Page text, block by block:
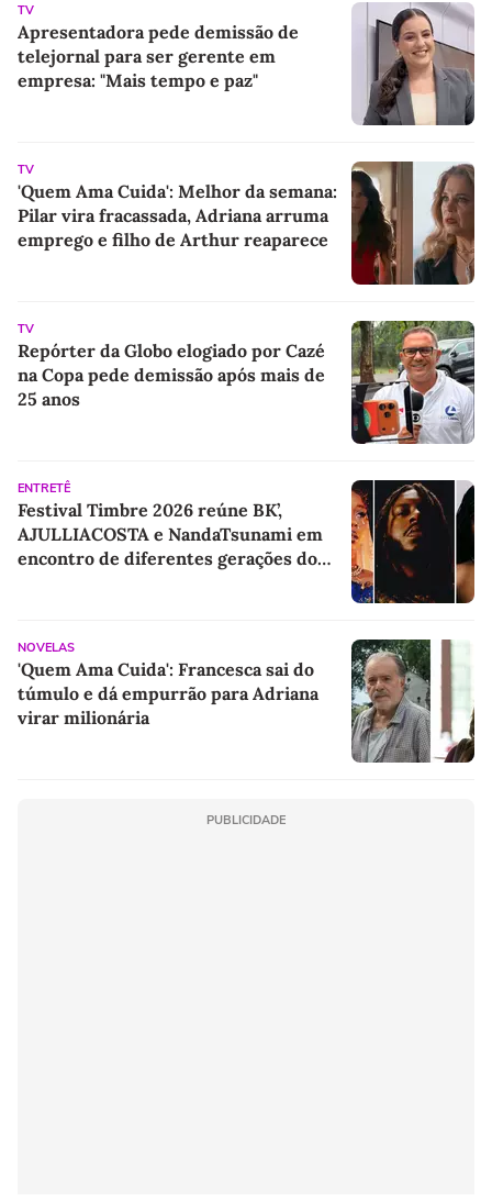
TV
Apresentadora pede demissão de
telejornal para ser gerente em
empresa: "Mais tempo e paz"
TV
'Quem Ama Cuida': Melhor da semana:
Pilar vira fracassada, Adriana arruma
emprego e filho de Arthur reaparece
TV
Repórter da Globo elogiado por Cazé
na Copa pede demissão após mais de
25 anos
ENTRETÊ
Festival Timbre 2026 reúne BK’,
AJULLIACOSTA e NandaTsunami em
encontro de diferentes gerações do
NOVELAS
'Quem Ama Cuida': Francesca sai do
túmulo e dá empurrão para Adriana
virar milionária
PUBLICIDADE